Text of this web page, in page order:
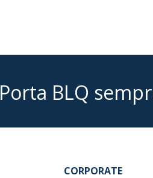
Porta BLQ
CORPORATE